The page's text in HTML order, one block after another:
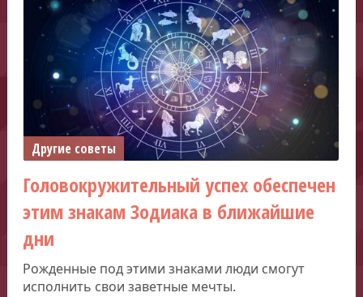
Другие советы
Головокружительный успех обеспечен
этим знакам Зодиака в ближайшие
дни
Рожденные под этими знаками люди смогут
исполнить свои заветные мечты.